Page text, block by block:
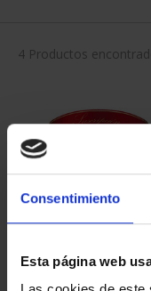
Consentimiento
Esta página web
4 Productos
SUSCRIPCIÓN